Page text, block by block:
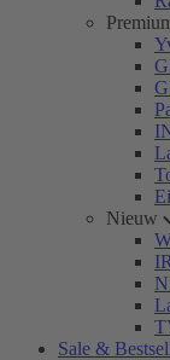
Nieuw
Sale &